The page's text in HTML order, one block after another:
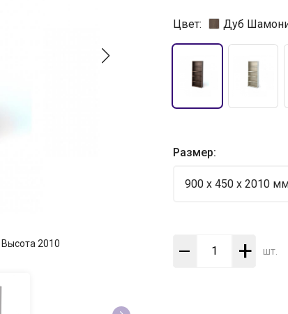
Высота 2010
Цвет: Дуб
Размер:
900 x 450 x 2010
+ шт.